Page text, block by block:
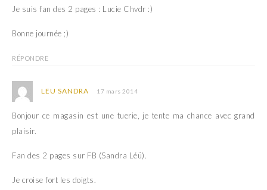
Je suis fan des 2 pages : Lucie Chvdr :)
Bonne journée ;)
RÉPONDRE
LEU SANDRA 17 mars 2014
Bonjour ce magasin est une tuerie, je tente ma chance avec grand
plaisir.
Fan des 2 pages sur FB (Sandra Léü).
Je croise fort les doigts.